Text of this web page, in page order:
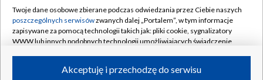
Rada Programowa
System NOS
Informacje o nadawcy
Program dla prasy
Kontakt
Kanały
Twoje dane osobowe zbierane podczas odwiedzania przez Ciebie naszych
poszczególnych serwisówzwanych dalej „Portalem”, w tym informacje
zapisywane za pomocą technologii takich jak: pliki cookie, sygnalizatory
WWW lub innych podobnych technologii umożliwiających świadczenie
ruchu w Internecie.Akceptuję i przechodzę do serwisu